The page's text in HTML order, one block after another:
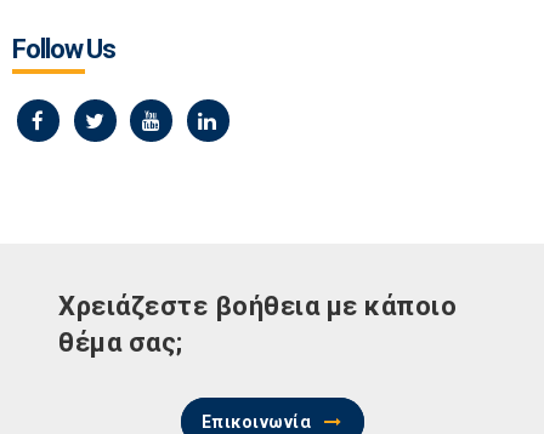
Follow Us
Χρειάζεστε βοήθεια με κάποιο
θέμα σας;
Επικοινωνία